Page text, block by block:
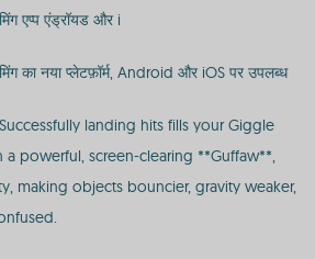
एप्प एंड्रॉयड और i
का नया प्लेटफ़ॉर्म, Android और iOS पर उपलब्ध
landing hits fills your Giggle
a powerful, screen-clearing **Guffaw**,
making objects bouncier, gravity weaker,